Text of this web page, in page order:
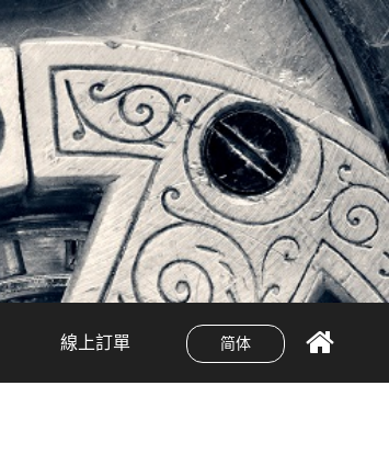
简体
線上訂單